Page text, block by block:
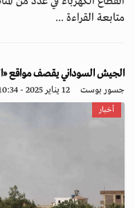
متابعة القراءة ...
الجيش السوداني يقصف مواقع
جسور بوست 12 يناير 2025 - 10:34
أخبار